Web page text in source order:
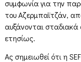
συμφωνία για την
του Αζερμπαϊτζάν,
αυξάνονται σταδιακά
ετησίως.
Ας σημειωθεί ότι η